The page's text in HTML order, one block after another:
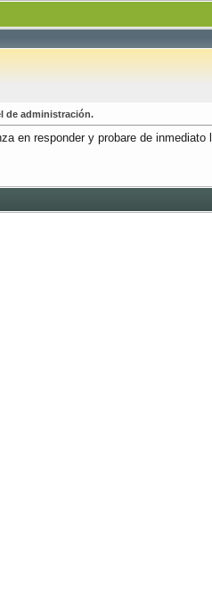
de administración.
en responder y probare de